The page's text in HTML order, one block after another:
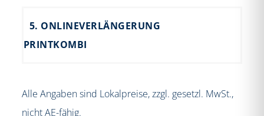
5. ONLINEVERLÄNGERUNG
PRINTKOMBI
Alle Angaben sind Lokalpreise, zzgl. gesetzl. MwSt.,
nicht AE-fähig.